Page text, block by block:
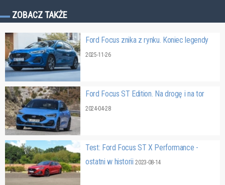
ZOBACZ TAKŻE
Ford Focus znika z rynku. Koniec legendy
2025-11-26
Ford Focus ST Edition. Na drogę i na tor
2024-04-28
Test: Ford Focus ST X Performance -
ostatni w historii2023-08-14